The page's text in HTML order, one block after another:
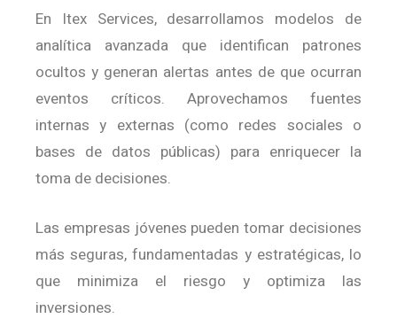
En Itex Services, desarrollamos modelos de
analítica avanzada que identifican patrones
ocultos y generan alertas antes de que ocurran
eventos críticos. Aprovechamos fuentes
internas y externas (como redes sociales o
bases de datos públicas) para enriquecer la
toma de decisiones.
Las empresas jóvenes pueden tomar decisiones
más seguras, fundamentadas y estratégicas, lo
que minimiza el riesgo y optimiza las
inversiones.